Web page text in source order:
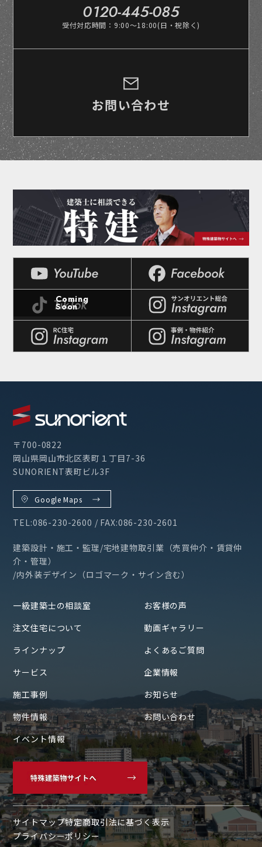
〒700-0822
岡山県岡山市北区表町1丁目7-36
SUNORIENT表町ビル3F
TEL:086-230-2600 / FAX:086-230-2601
0120-445-085
受付対応時間：9:00～18:00(日・祝除く)
お問い合わせ
〒700-0822
岡山県岡山市北区表町１丁目7-36
SUNORIENT表町ビル3F
Google Maps
TEL:086-230-2600 / FAX:086-230-2601
建築設計・施工・監理/宅地建物取引業（売買仲介・賃貸仲
介・管理）
/内外装デザイン（ロゴマーク・サイン含む）
一級建築士の相談室
注文住宅について
ラインナップ
サービス
施工事例
物件情報
イベント情報
お客様の声
動画ギャラリー
よくあるご質問
企業情報
お知らせ
お問い合わせ
サイトマップ特定商取引法に基づく表示
プライバシーポリシー